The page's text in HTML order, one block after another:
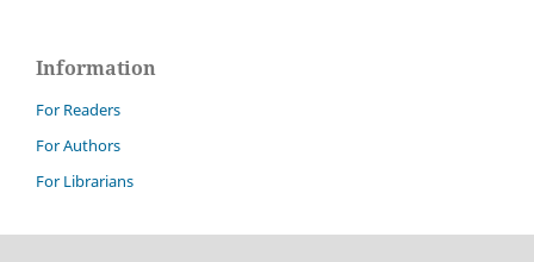
Information
For Readers
For Authors
For Librarians